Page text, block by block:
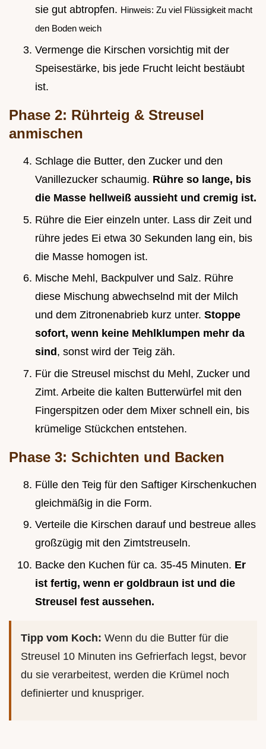
sie gut abtropfen. Hinweis: Zu viel Flüssigkeit macht
den Boden weich
Vermenge die Kirschen vorsichtig mit der
Speisestärke, bis jede Frucht leicht bestäubt
ist.
Phase 2: Rührteig & Streusel
anmischen
Schlage die Butter, den Zucker und den
Vanillezucker schaumig. Rühre so lange, bis
die Masse hellweiß aussieht und cremig ist.
Rühre die Eier einzeln unter. Lass dir Zeit und
rühre jedes Ei etwa 30 Sekunden lang ein, bis
die Masse homogen ist.
Mische Mehl, Backpulver und Salz. Rühre
diese Mischung abwechselnd mit der Milch
und dem Zitronenabrieb kurz unter. Stoppe
sofort, wenn keine Mehlklumpen mehr da
sind , sonst wird der Teig zäh.
Für die Streusel mischst du Mehl, Zucker und
Zimt. Arbeite die kalten Butterwürfel mit den
Fingerspitzen oder dem Mixer schnell ein, bis
krümelige Stückchen entstehen.
Phase 3: Schichten und Backen
Fülle den Teig für den Saftiger Kirschenkuchen
gleichmäßig in die Form.
Verteile die Kirschen darauf und bestreue alles
großzügig mit den Zimtstreuseln.
Backe den Kuchen für ca. 35-45 Minuten. Er
ist fertig, wenn er goldbraun ist und die
Streusel fest aussehen.
Tipp vom Koch: Wenn du die Butter für die
Streusel 10 Minuten ins Gefrierfach legst, bevor
du sie verarbeitest, werden die Krümel noch
definierter und knuspriger.